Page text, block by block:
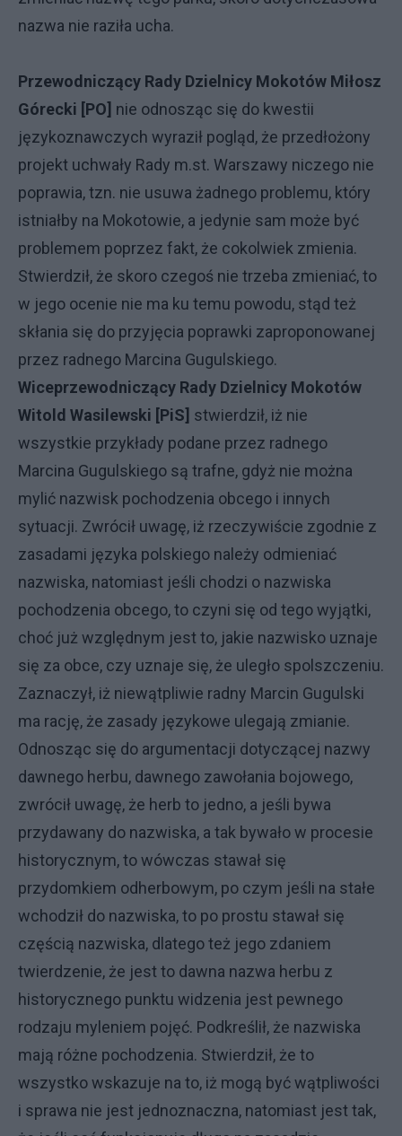
nazwa nie raziła ucha.
Przewodniczący Rady Dzielnicy Mokotów Miłosz
Górecki [PO] nie odnosząc się do kwestii
językoznawczych wyraził pogląd, że przedłożony
projekt uchwały Rady m.st. Warszawy niczego nie
poprawia, tzn. nie usuwa żadnego problemu, który
istniałby na Mokotowie, a jedynie sam może być
problemem poprzez fakt, że cokolwiek zmienia.
Stwierdził, że skoro czegoś nie trzeba zmieniać, to
w jego ocenie nie ma ku temu powodu, stąd też
skłania się do przyjęcia poprawki zaproponowanej
przez radnego Marcina Gugulskiego.
Wiceprzewodniczący Rady Dzielnicy Mokotów
Witold Wasilewski [PiS] stwierdził, iż nie
wszystkie przykłady podane przez radnego
Marcina Gugulskiego są trafne, gdyż nie można
mylić nazwisk pochodzenia obcego i innych
sytuacji. Zwrócił uwagę, iż rzeczywiście zgodnie z
zasadami języka polskiego należy odmieniać
nazwiska, natomiast jeśli chodzi o nazwiska
pochodzenia obcego, to czyni się od tego wyjątki,
choć już względnym jest to, jakie nazwisko uznaje
się za obce, czy uznaje się, że uległo spolszczeniu.
Zaznaczył, iż niewątpliwie radny Marcin Gugulski
ma rację, że zasady językowe ulegają zmianie.
Odnosząc się do argumentacji dotyczącej nazwy
dawnego herbu, dawnego zawołania bojowego,
zwrócił uwagę, że herb to jedno, a jeśli bywa
przydawany do nazwiska, a tak bywało w procesie
historycznym, to wówczas stawał się
przydomkiem odherbowym, po czym jeśli na stałe
wchodził do nazwiska, to po prostu stawał się
częścią nazwiska, dlatego też jego zdaniem
twierdzenie, że jest to dawna nazwa herbu z
historycznego punktu widzenia jest pewnego
rodzaju myleniem pojęć. Podkreślił, że nazwiska
mają różne pochodzenia. Stwierdził, że to
wszystko wskazuje na to, iż mogą być wątpliwości
i sprawa nie jest jednoznaczna, natomiast jest tak,